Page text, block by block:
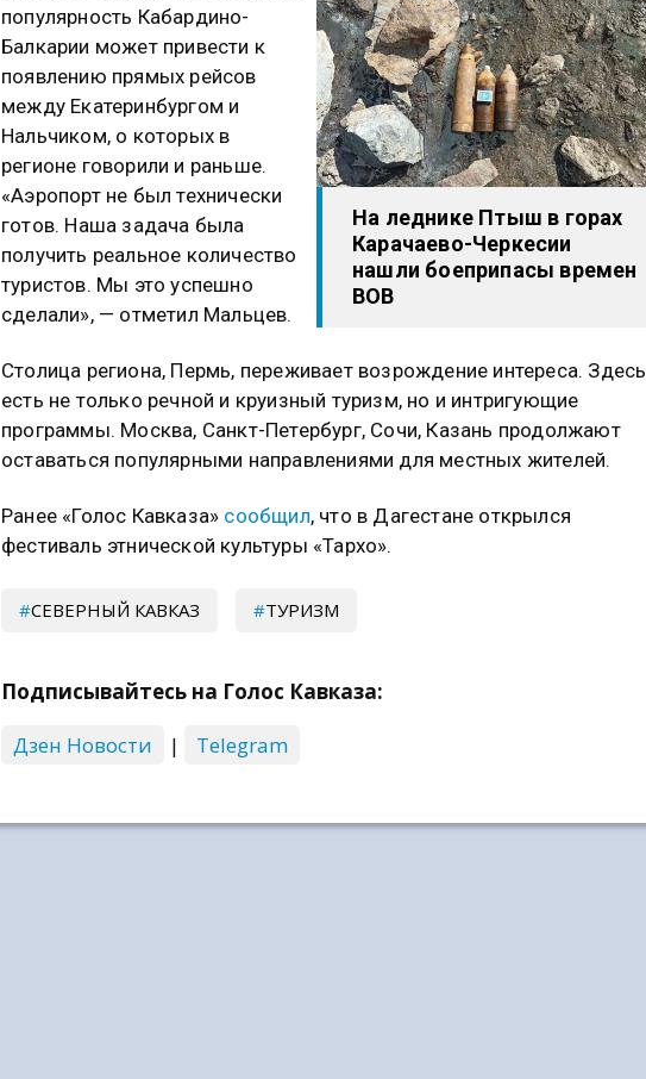
На леднике Птыш в горах
Карачаево-Черкесии
нашли боеприпасы времен
ВОВ
популярность Кабардино-
Балкарии может привести к
появлению прямых рейсов
между Екатеринбургом и
Нальчиком, о которых в
регионе говорили и раньше.
«Аэропорт не был технически
готов. Наша задача была
получить реальное количество
туристов. Мы это успешно
сделали», — отметил Мальцев.
Столица региона, Пермь, переживает возрождение интереса. Здесь
есть не только речной и круизный туризм, но и интригующие
программы. Москва, Санкт-Петербург, Сочи, Казань продолжают
оставаться популярными направлениями для местных жителей.
Ранее «Голос Кавказа» сообщил, что в Дагестане открылся
фестиваль этнической культуры «Тархо».
СЕВЕРНЫЙ КАВКАЗ ТУРИЗМ
Подписывайтесь на Голос Кавказа:
Дзен Новости
| Telegram